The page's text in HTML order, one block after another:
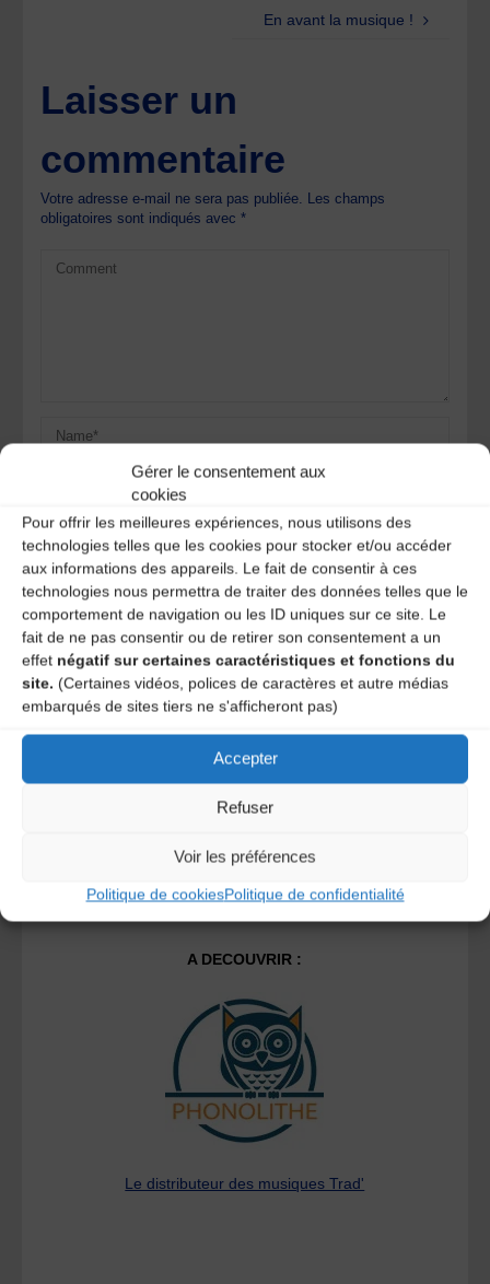
Gérer le consentement aux
cookies
Pour offrir les meilleures expériences, nous utilisons des
technologies telles que les cookies pour stocker et/ou accéder
aux informations des appareils. Le fait de consentir à ces
technologies nous permettra de traiter des données telles que le
comportement de navigation ou les ID uniques sur ce site. Le
fait de ne pas consentir ou de retirer son consentement a un
effet négatif sur certaines caractéristiques et fonctions du
site. (Certaines vidéos, polices de caractères et autre médias
embarqués de sites tiers ne s'afficheront pas)
Accepter
Refuser
Voir les préférences
Politique de cookiesPolitique de confidentialité
En avant la musique !
Laisser un
commentaire
Votre adresse e-mail ne sera pas publiée. Les champs
obligatoires sont indiqués avec*
Save my name, email, and site URL in my browser for next
time I post a comment.
Ce site utilise Akismet pour réduire les indésirables.En
savoir plus sur la façon dont les données de vos
commentaires sont traitées.
A DECOUVRIR :
Le distributeur des musiques Trad'